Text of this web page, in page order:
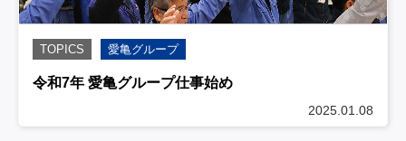
TOPICS 愛亀グループ
令和7年 愛亀グループ仕事始め
2025.01.08